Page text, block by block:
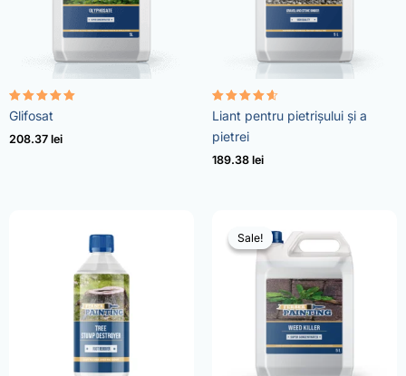
Evaluat la
4.96
din 5
Glifosat
208.37 lei
Evaluat la
4.57
din 5
Liant pentru pietrișului și a
pietrei
189.38 lei
Sale!
Sale!